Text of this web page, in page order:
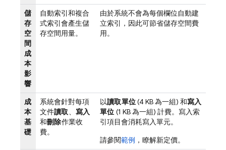
儲
存
空
間
成
本
影
響
自動索引和複合
式索引會產生儲
存空間用量。
由於系統不會為每個欄位自動建
立索引，因此可節省儲存空間費
用。
成
本
基
礎
系統會針對每項
文件讀取、 寫入
和刪除作業收
費。
以讀取單位(4 KB 為一組) 和寫入
單位 (1 KB 為一組) 計費。寫入索
引項目會消耗寫入單元。
請參閱範例 ，瞭解新定價。